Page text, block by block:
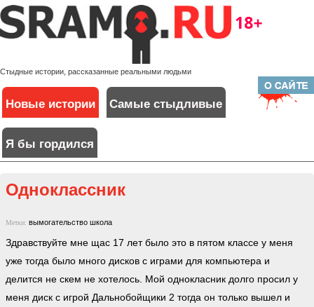
Стыдные истории, рассказанные реальными людьми
Новые истории Самые стыдливые
Я бы гордился
Одноклассник
Метки: вымогательство школа
Здравствуйте мне щас 17 лет было это в пятом классе у меня
уже тогда было много дисков с играми для компьютера и
делится не скем не хотелось. Мой однокласник долго просил у
меня диск с игрой Дальнобойщики 2 тогда он только вышел и